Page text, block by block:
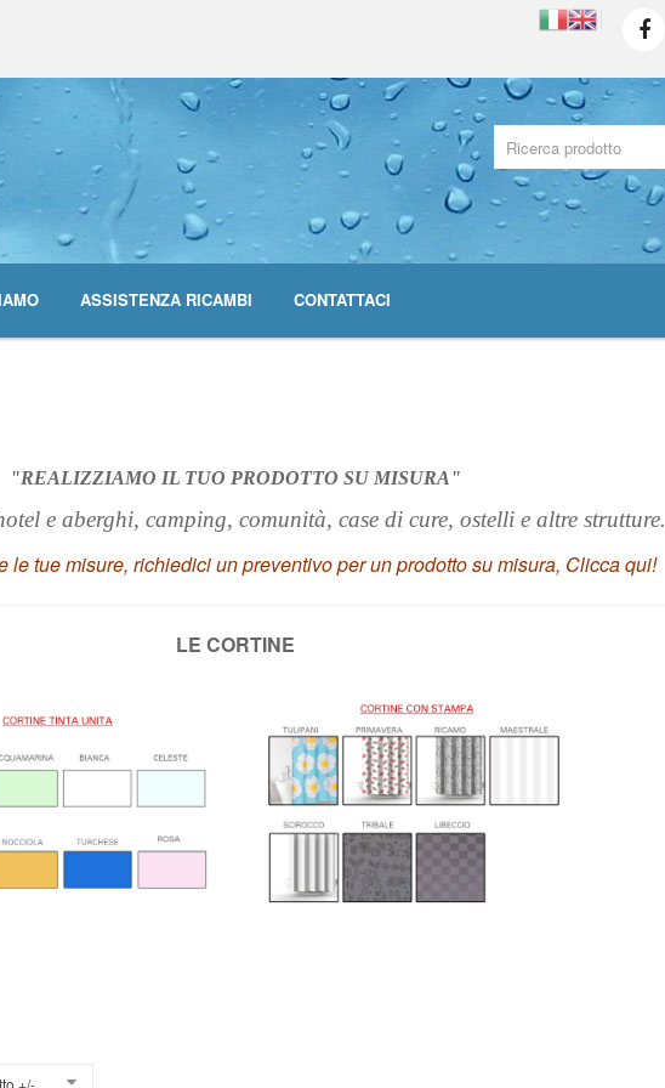
ASSISTENZA RICAMBI CONTATTACI
"REALIZZIAMO IL TUO PRODOTTO SU MISURA"
e aberghi, camping, comunità, case di cure, ostelli e altre strutture.
le tue misure, richiedici un preventivo per un prodotto su misura, Clicca qui!
LE CORTINE